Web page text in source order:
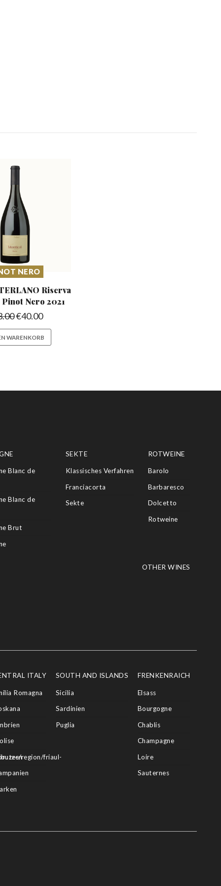
NERO
Riserva
Pinot Nero 2021
€40.00
WARENKORB
Blanc de
Blanc de
Brut
SEKTE
Klassisches Verfahren
Franciacorta
Sekte
ROTWEINE
Barolo
Barbaresco
Dolcetto
Rotweine
OTHER WINES
region/friaul-
ITALY
Romagna
SOUTH AND ISLANDS
Sicilia
Sardinien
Puglia
FRENKENRAICH
Elsass
Bourgogne
Chablis
Champagne
Loire
Sauternes